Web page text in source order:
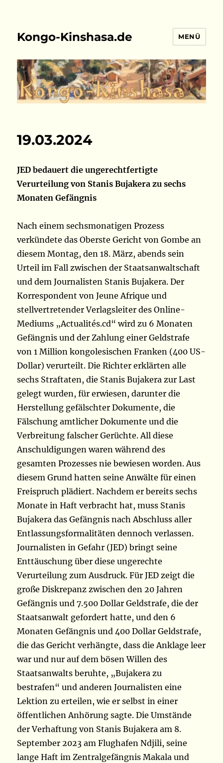
Kongo-Kinshasa.de MENÜ
19.03.2024
JED bedauert die ungerechtfertigte
Verurteilung von Stanis Bujakera zu sechs
Monaten Gefängnis
Nach einem sechsmonatigen Prozess
verkündete das Oberste Gericht von Gombe an
diesem Montag, den 18. März, abends sein
Urteil im Fall zwischen der Staatsanwaltschaft
und dem Journalisten Stanis Bujakera. Der
Korrespondent von Jeune Afrique und
stellvertretender Verlagsleiter des Online-
Mediums „Actualités.cd“ wird zu 6 Monaten
Gefängnis und der Zahlung einer Geldstrafe
von 1 Million kongolesischen Franken (400 US-
Dollar) verurteilt. Die Richter erklärten alle
sechs Straftaten, die Stanis Bujakera zur Last
gelegt wurden, für erwiesen, darunter die
Herstellung gefälschter Dokumente, die
Fälschung amtlicher Dokumente und die
Verbreitung falscher Gerüchte. All diese
Anschuldigungen waren während des
gesamten Prozesses nie bewiesen worden. Aus
diesem Grund hatten seine Anwälte für einen
Freispruch plädiert. Nachdem er bereits sechs
Monate in Haft verbracht hat, muss Stanis
Bujakera das Gefängnis nach Abschluss aller
Entlassungsformalitäten dennoch verlassen.
Journalisten in Gefahr (JED) bringt seine
Enttäuschung über diese ungerechte
Verurteilung zum Ausdruck. Für JED zeigt die
große Diskrepanz zwischen den 20 Jahren
Gefängnis und 7.500 Dollar Geldstrafe, die der
Staatsanwalt gefordert hatte, und den 6
Monaten Gefängnis und 400 Dollar Geldstrafe,
die das Gericht verhängte, dass die Anklage leer
war und nur auf dem bösen Willen des
Staatsanwalts beruhte, „Bujakera zu
bestrafen“ und anderen Journalisten eine
Lektion zu erteilen, wie er selbst in einer
öffentlichen Anhörung sagte. Die Umstände
der Verhaftung von Stanis Bujakera am 8.
September 2023 am Flughafen Ndjili, seine
lange Haft im Zentralgefängnis Makala und